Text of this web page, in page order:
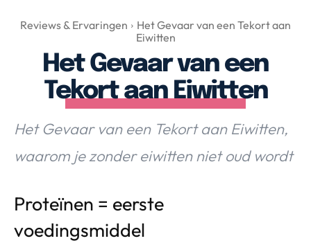
Over Valerie
De Top 5
Contact
VALERIE'S CHOICE
Reviews & Ervaringen
Het Gevaar van een Tekort aan
Eiwitten
Het Gevaar van een
Tekort aan Eiwitten
Het Gevaar van een Tekort aan Eiwitten,
waarom je zonder eiwitten niet oud wordt
Proteïnen = eerste
voedingsmiddel